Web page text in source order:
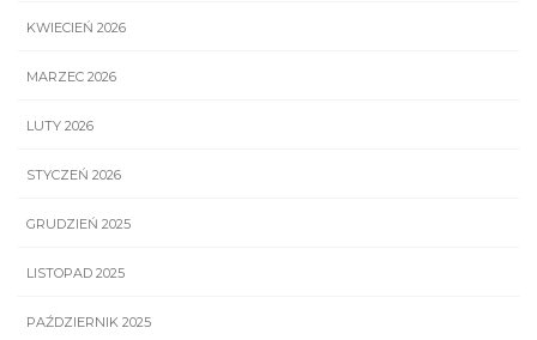
KWIECIEŃ 2026
MARZEC 2026
LUTY 2026
STYCZEŃ 2026
GRUDZIEŃ 2025
LISTOPAD 2025
PAŹDZIERNIK 2025